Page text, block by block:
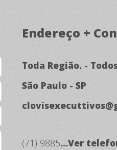
Endereço +
Toda Região. -
São Paulo - SP
(71) 9885...Ver